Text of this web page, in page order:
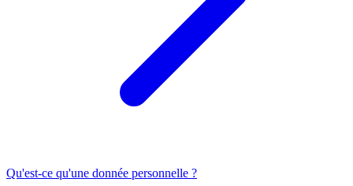
Qu'est-ce qu'une donnée personnelle ?